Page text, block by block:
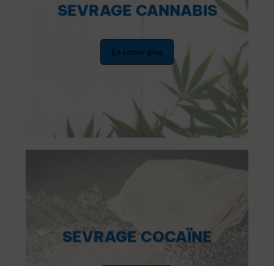
SEVRAGE CANNABIS
En savoir plus
SEVRAGE COCAÏNE